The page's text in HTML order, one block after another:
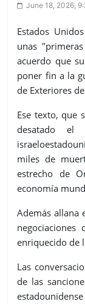
June 18, 2026,
Estados
unas
acuerdo que
poner fin a la
de Exteriores
Ese texto, que
desatado
miles de
estrecho de
economía
Además allana
enriquecido de
Las
de las